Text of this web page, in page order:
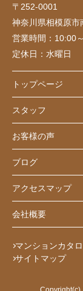
〒252-0001
神奈川県相模原市
営業時間： 10:00
定休日： 水曜日
トップページ
スタッフ
お客様の声
ブログ
アクセスマップ
会社概要
マンションカタ
サイトマップ